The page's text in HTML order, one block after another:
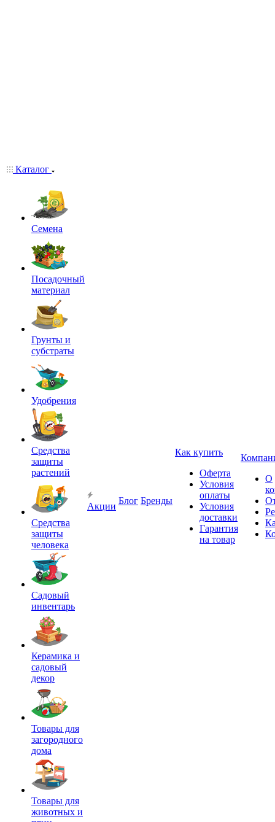
Каталог
Семена
Посадочный
материал
Грунты и
субстраты
Удобрения
Средства
защиты
растений
Средства
защиты
человека
Садовый
инвентарь
Керамика и
садовый
декор
Товары для
загородного
дома
Товары для
животных и
Акции
Блог Бренды
Как купить
Оферта
Условия
оплаты
Условия
доставки
Гарантия
на товар
О